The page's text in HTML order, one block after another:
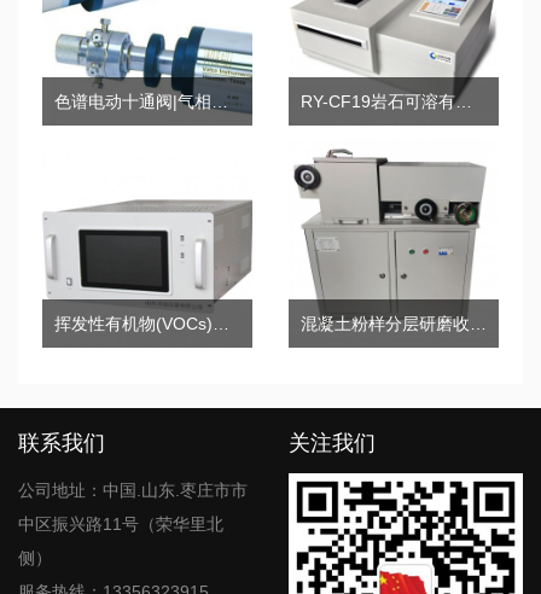
色谱电动十通阀|气相色谱十通阀|气动进样十通阀 RY-CF19岩石可溶有机物和原油族组分测定棒状薄层色谱仪
联系我们
公司地址：中国.山东.枣庄市市
中区振兴路11号（荣华里北
侧）
关注我们